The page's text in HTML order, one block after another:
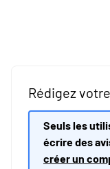
Rédigez
Seuls les
écrire des
créer un